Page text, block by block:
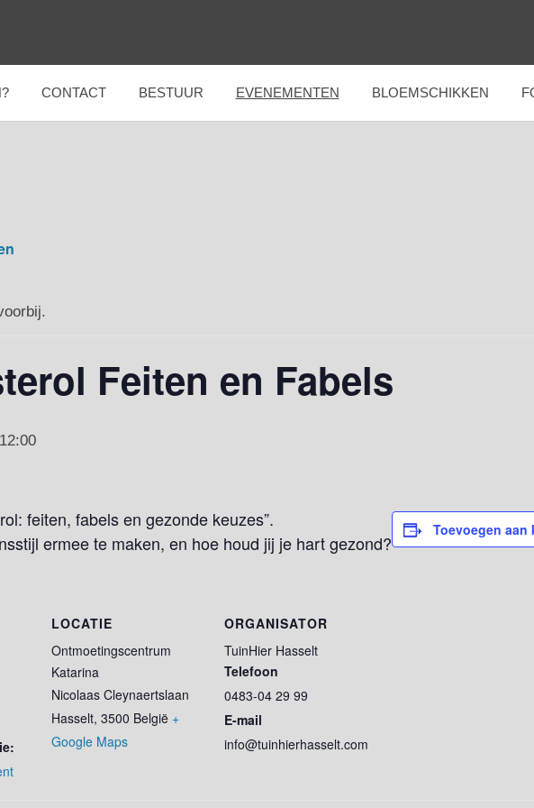
CONTACT BESTUUR EVENEMENTEN BLOEMSCHIKKEN
Feiten en Fabels
12:00
feiten, fabels en gezonde keuzes”.
ermee te maken, en hoe houd jij je hart gezond?
Toevoegen aan
LOCATIE
Ontmoetingscentrum
Katarina
Nicolaas Cleynaertslaan
Hasselt, 3500 België +
Google Maps
ORGANISATOR
TuinHier Hasselt
Telefoon
0483-04 29 99
E-mail
info@tuinhierhasselt.com